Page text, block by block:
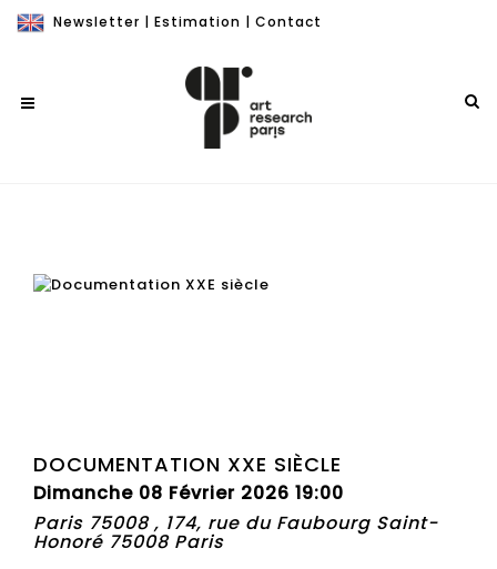
Newsletter | Estimation | Contact
DOCUMENTATION XXE SIÈCLE
Dimanche 08 Février 2026 19:00
Paris 75008 , 174, rue du Faubourg Saint-
Honoré 75008 Paris